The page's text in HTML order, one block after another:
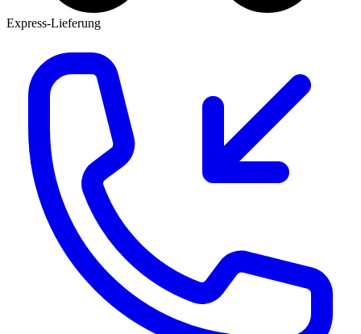
Express-Lieferung